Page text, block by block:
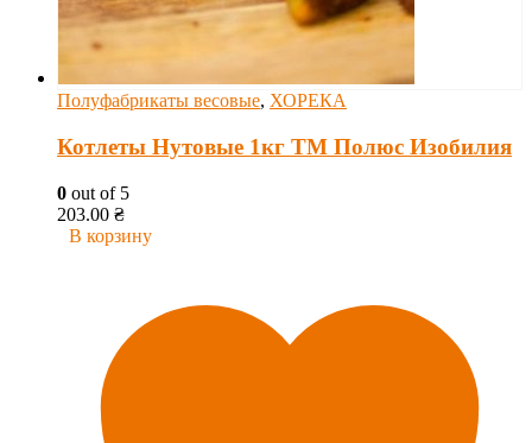
Полуфабрикаты весовые, ХОРЕКА
Котлеты Нутовые 1кг ТМ Полюс Изобилия
0 out of 5
203.00 ₴
В корзину